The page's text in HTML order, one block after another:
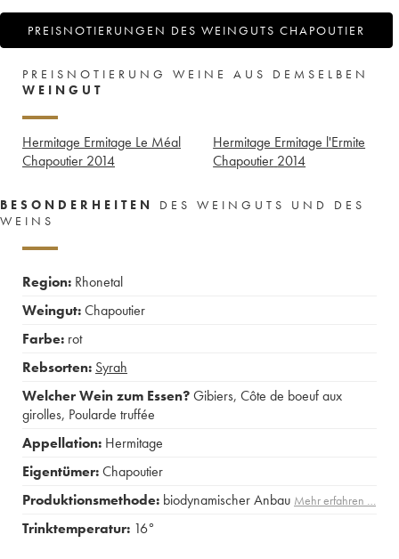
PREISNOTIERUNGEN DES WEINGUTS CHAPOUTIER
PREISNOTIERUNG WEINE AUS DEMSELBEN
WEINGUT
Hermitage Ermitage Le Méal
Chapoutier 2014
Hermitage Ermitage l'Ermite
Chapoutier 2014
BESONDERHEITEN
DES WEINGUTS UND DES
WEINS
Region: Rhonetal
Weingut:Chapoutier
Farbe: rot
Rebsorten: Syrah
Welcher Wein zum Essen?Gibiers, Côte de boeuf aux
girolles, Poularde truffée
Appellation: Hermitage
Eigentümer:Chapoutier
Produktionsmethode: biodynamischer Anbau Mehr erfahren …
Trinktemperatur: 16°